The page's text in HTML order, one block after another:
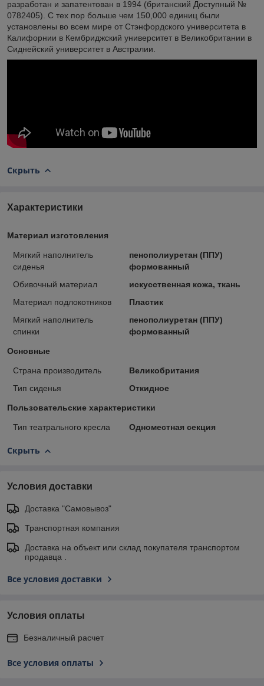
разработан и запатентован в 1994 (британский Доступный №
0782405). С тех пор больше чем 150,000 единиц были
установлены во всем мире от Стэнфордского университета в
Калифорнии в Кембриджский университет в Великобритании в
Сиднейский университет в Австралии.
Скрыть
Характеристики
Материал изготовления
Мягкий наполнитель
сиденья
пенополиуретан (ППУ)
формованный
Обивочный материал
искусственная кожа, ткань
Материал подлокотников
Пластик
Мягкий наполнитель
спинки
пенополиуретан (ППУ)
формованный
Основные
Страна производитель
Великобритания
Тип сиденья
Откидное
Пользовательские характеристики
Тип театрального кресла Одноместная секция
Скрыть
Условия доставки
Доставка "Самовывоз"
Транспортная компания
Доставка на объект или склад покупателя транспортом
продавца .
Все условия доставки
Условия оплаты
Безналичный расчет
Все условия оплаты